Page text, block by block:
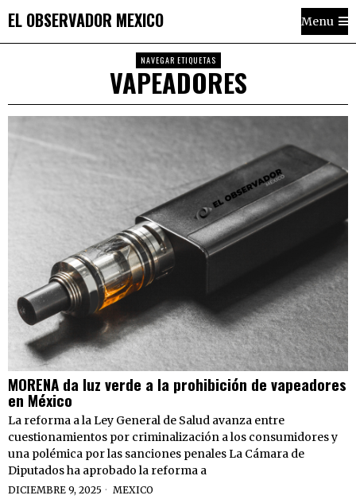
EL OBSERVADOR MEXICO Menu
NAVEGAR ETIQUETAS
VAPEADORES
MORENA da luz verde a la prohibición de vapeadores
en México
La reforma a la Ley General de Salud avanza entre
cuestionamientos por criminalización a los consumidores y
una polémica por las sanciones penales La Cámara de
Diputados ha aprobado la reforma a
DICIEMBRE 9, 2025 MEXICO